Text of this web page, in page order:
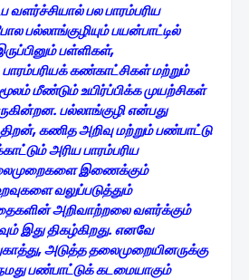
பல பாரம்பரிய
பல்லாங்குழியும் பயன்பாட்டில்
பள்ளிகள்,
கண்காட்சிகள் மற்றும்
மீண்டும் உயிர்ப்பிக்க முயற்சிகள்
பல்லாங்குழி என்பது
கணித அறிவு மற்றும் பண்பாட்டு
அரிய பாரம்பரிய
இணைக்கும்
வலுப்படுத்தும்
அறிவாற்றலை வளர்க்கும்
இது திகழ்கிறது. எனவே
அடுத்த தலைமுறையினருக்கு
பண்பாட்டுக் கடமையாகும்